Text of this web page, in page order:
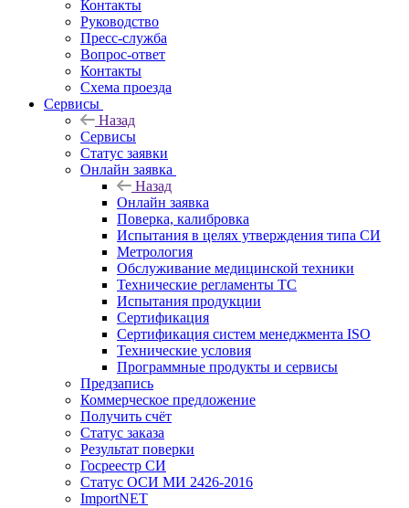
Контакты
Руководство
Пресс-служба
Вопрос-ответ
Контакты
Схема проезда
Сервисы
Назад
Сервисы
Статус заявки
Онлайн заявка
Назад
Онлайн заявка
Поверка, калибровка
Испытания в целях утверждения типа СИ
Метрология
Обслуживание медицинской техники
Технические регламенты ТС
Испытания продукции
Сертификация
Сертификация систем менеджмента ISO
Технические условия
Программные продукты и сервисы
Предзапись
Коммерческое предложение
Получить счёт
Статус заказа
Результат поверки
Госреестр СИ
Статус ОСИ МИ 2426-2016
ImportNET